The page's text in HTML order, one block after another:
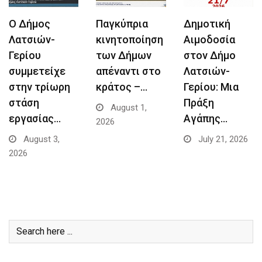
Ο Δήμος
Λατσιών-
Γερίου
συμμετείχε
στην τρίωρη
στάση
εργασίας…
August 3,
2026
Παγκύπρια
κινητοποίηση
των Δήμων
απέναντι στο
κράτος –…
August 1,
2026
Δημοτική
Αιμοδοσία
στον Δήμο
Λατσιών-
Γερίου: Μια
Πράξη
Αγάπης…
July 21, 2026